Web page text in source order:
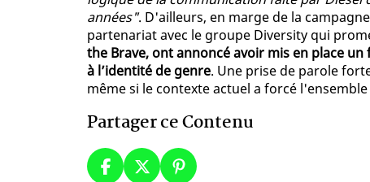
années". D'ailleurs, en marge de la
partenariat avec le groupe Diversity qui
the Brave, ont annoncé avoir mis en place
à l’identité de genre. Une prise de parole
même si le contexte actuel a forcé
Partager ce Contenu